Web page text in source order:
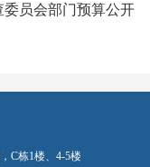
委员会部门预算公开
C栋1楼、4-5楼